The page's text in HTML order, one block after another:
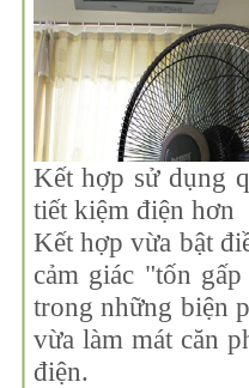
Kết hợp sử dụng
tiết kiệm điện hơn
Kết hợp vừa bật
cảm giác "tốn
trong những biện
vừa làm mát căn
điện.